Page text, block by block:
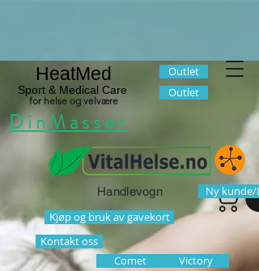
HeatMed
Sport & Medical Care
for helse og velvære
Outlet
Outlet
DinMassør
Handlevogn
Kjøp og bruk av gavekort
Ny kunde/
Kontakt oss
Comet
Victory